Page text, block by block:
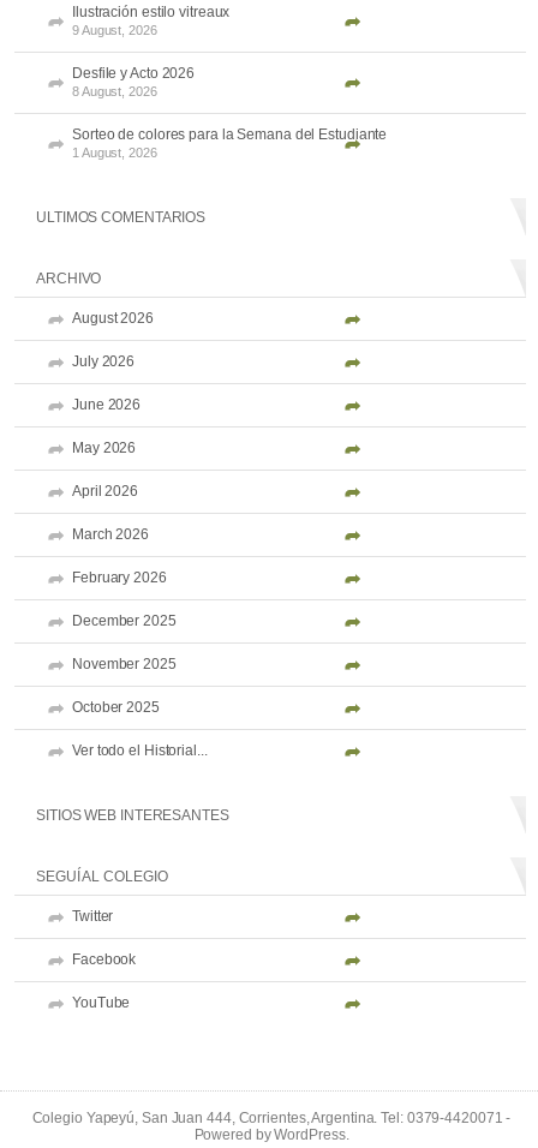
Ilustración estilo vitreaux
9 August, 2026
Desfile y Acto 2026
8 August, 2026
Sorteo de colores para la Semana del Estudiante
1 August, 2026
ULTIMOS COMENTARIOS
ARCHIVO
August 2026
July 2026
June 2026
May 2026
April 2026
March 2026
February 2026
December 2025
November 2025
October 2025
Ver todo el Historial...
SITIOS WEB INTERESANTES
SEGUÍ AL COLEGIO
Twitter
Facebook
YouTube
Colegio Yapeyú, San Juan 444, Corrientes, Argentina. Tel: 0379-4420071 -
Powered byWordPress.